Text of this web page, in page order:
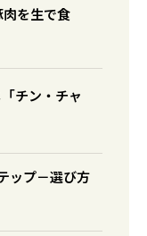
を生で食
チン・チャ
ップ－選び方